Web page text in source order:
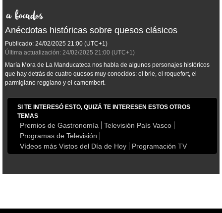
Anécdotas históricas sobre quesos clásicos
Publicado: 24/02/2025 21:00 (UTC+1)
Última actualización: 24/02/2025 21:00 (UTC+1)
María Mora de La Manducateca nos habla de algunos personajes históricos
que hay detrás de cuatro quesos muy conocidos: el brie, el roquefort, el
parmigiano reggiano y el camembert.
SI TE INTERESÓ ESTO, QUIZÁ TE INTERESEN ESTOS OTROS
TEMAS
Premios de Gastronomía
Televisión País Vasco
Programas de Televisión
Vídeos más Vistos del Día de Hoy
Programación TV